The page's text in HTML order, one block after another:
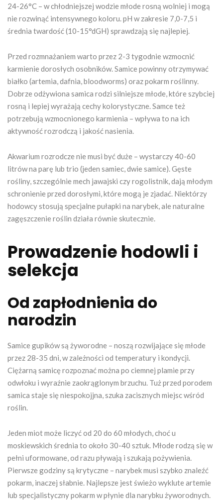
24-26°C – w chłodniejszej wodzie młode rosną wolniej i mogą
nie rozwinąć intensywnego koloru. pH w zakresie 7,0-7,5 i
średnia twardość (10-15°dGH) sprawdzają się najlepiej.
Przed rozmnażaniem warto przez 2-3 tygodnie wzmocnić
karmienie dorosłych osobników. Samice powinny otrzymywać
białko (artemia, dafnia, bloodworms) oraz pokarm roślinny.
Dobrze odżywiona samica rodzi silniejsze młode, które szybciej
rosną i lepiej wyrażają cechy kolorystyczne. Samce też
potrzebują wzmocnionego karmienia – wpływa to na ich
aktywność rozrodczą i jakość nasienia.
Akwarium rozrodcze nie musi być duże – wystarczy 40-60
litrów na parę lub trio (jeden samiec, dwie samice). Gęste
rośliny, szczególnie mech jawajski czy rogolistnik, dają młodym
schronienie przed dorosłymi, które mogą je zjadać. Niektórzy
hodowcy stosują specjalne pułapki na narybek, ale naturalne
zagęszczenie roślin działa równie skutecznie.
Prowadzenie hodowli i
selekcja
Od zapłodnienia do
narodzin
Samice gupików są żyworodne – noszą rozwijające się młode
przez 28-35 dni, w zależności od temperatury i kondycji.
Ciężarną samicę rozpoznać można po ciemnej plamie przy
odwłoku i wyraźnie zaokrąglonym brzuchu. Tuż przed porodem
samica staje się niespokojjna, szuka zacisznych miejsc wśród
roślin.
Jeden miot może liczyć od 20 do 60 młodych, choć u
moskiewskich średnia to około 30-40 sztuk. Młode rodzą się w
pełni uformowane, od razu pływają i szukają pożywienia.
Pierwsze godziny są krytyczne – narybek musi szybko znaleźć
pokarm, inaczej słabnie. Najlepsze jest świeżo wyklute artemie
lub specjalistyczny pokarm w płynie dla narybku żyworodnych.